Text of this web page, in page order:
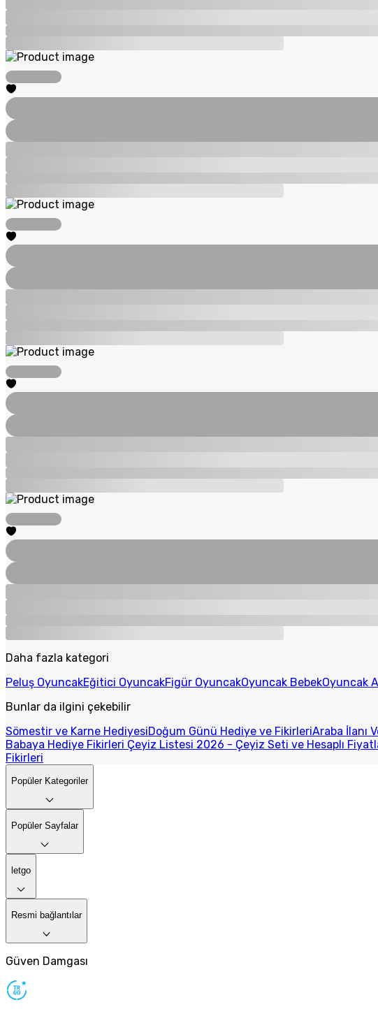
Daha fazla kategori
Peluş OyuncakEğitici OyuncakFigür OyuncakOyuncak BebekOyuncak
Bunlar da ilgini çekebilir
Sömestir ve Karne HediyesiDoğum Günü Hediye ve FikirleriAraba İlanı
Babaya Hediye Fikirleri Çeyiz Listesi 2026 - Çeyiz Seti ve Hesaplı
Fikirleri
Popüler Kategoriler
Popüler Sayfalar
letgo
Resmi bağlantılar
Güven Damgası